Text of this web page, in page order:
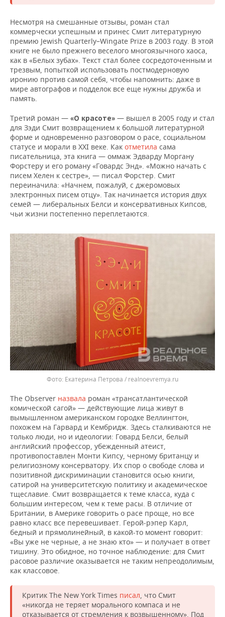
Несмотря на смешанные отзывы, роман стал
коммерчески успешным и принес Смит литературную
премию Jewish Quarterly–Wingate Prize в 2003 году. В этой
книге не было прежнего веселого многоязычного хаоса,
как в «Белых зубах». Текст стал более сосредоточенным и
трезвым, попыткой использовать постмодерновую
иронию против самой себя, чтобы напомнить: даже в
мире автографов и подделок все еще нужны дружба и
память.
Третий роман — «О красоте» — вышел в 2005 году и стал
для Зэди Смит возвращением к большой литературной
форме и одновременно разговором о расе, социальном
статусе и морали в XXI веке. Как отметила сама
писательница, эта книга — оммаж Эдварду Моргану
Форстеру и его роману «Говардс Энд». «Можно начать с
писем Хелен к сестре», — писал Форстер. Смит
переиначила: «Начнем, пожалуй, с джеромовых
электронных писем отцу». Так начинается история двух
семей — либеральных Белси и консервативных Кипсов,
чьи жизни постепенно переплетаются.
Екатерина Петрова / realnoevremya.ru
The Observer назвала роман «трансатлантической
комической сагой» — действующие лица живут в
вымышленном американском городке Веллингтон,
похожем на Гарвард и Кембридж. Здесь сталкиваются не
только люди, но и идеологии: Говард Белси, белый
английский профессор, убежденный атеист,
противопоставлен Монти Кипсу, черному британцу и
религиозному консерватору. Их спор о свободе слова и
позитивной дискриминации становится осью книги,
сатирой на университетскую политику и академическое
тщеславие. Смит возвращается к теме класса, куда с
большим интересом, чем к теме расы. В отличие от
Британии, в Америке говорить о расе проще, но все
равно класс все перевешивает. Герой-рэпер Карл,
бедный и прямолинейный, в какой-то момент говорит:
«Вы уже не черные, а не знаю кто» — и получает в ответ
тишину. Это обидное, но точное наблюдение: для Смит
расовое различие оказывается не таким непреодолимым,
как классовое.
Критик The New York Times писал, что Смит
«никогда не теряет морального компаса и не
отказывается от стремления к возвышенному». Под